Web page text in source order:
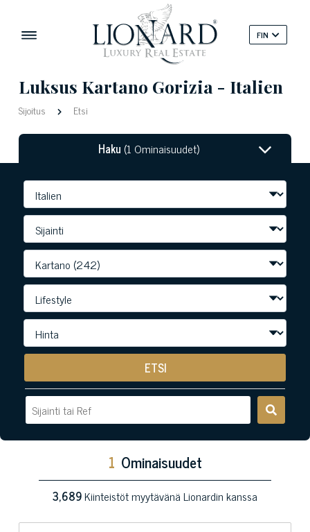
FIN
Luksus Kartano Gorizia - Italien
Sijoitus Etsi
Haku (1 Ominaisuudet)
ETSI
1 Ominaisuudet
3,689Kiinteistöt myytävänä Lionardin kanssa